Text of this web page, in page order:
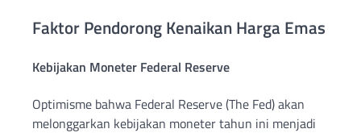
Faktor Pendorong Kenaikan Harga Emas
Kebijakan Moneter Federal Reserve
Optimisme bahwa Federal Reserve (The Fed) akan
melonggarkan kebijakan moneter tahun ini menjadi